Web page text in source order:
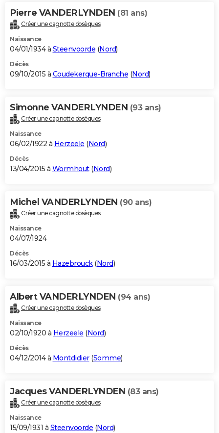
Pierre VANDERLYNDEN (81 ans)
Créer une cagnotte obsèques
Naissance
04/01/1934 à Steenvoorde (Nord)
Décès
09/10/2015 à Coudekerque-Branche (Nord)
Simonne VANDERLYNDEN (93 ans)
Créer une cagnotte obsèques
Naissance
06/02/1922 à Herzeele (Nord)
Décès
13/04/2015 à Wormhout(Nord)
Michel VANDERLYNDEN (90 ans)
Créer une cagnotte obsèques
Naissance
04/07/1924
Décès
16/03/2015 à Hazebrouck(Nord)
Albert VANDERLYNDEN (94 ans)
Créer une cagnotte obsèques
Naissance
02/10/1920 à Herzeele (Nord)
Décès
04/12/2014 à Montdidier(Somme)
Jacques VANDERLYNDEN (83 ans)
Créer une cagnotte obsèques
Naissance
15/09/1931 à Steenvoorde (Nord)